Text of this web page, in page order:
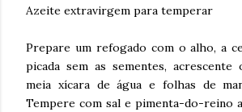
Azeite extravirgem para temperar
Prepare um refogado com o alho, a
picada sem as sementes, acrescente
meia xícara de água e folhas de
Tempere com sal e pimenta-do-reino